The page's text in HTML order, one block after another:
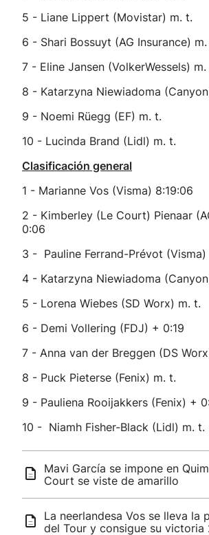
5 - Liane Lippert (Movistar) m. t.
6 - Shari Bossuyt (AG Insurance)
7 - Eline Jansen (VolkerWessels) m.
8 - Katarzyna Niewiadoma
9 - Noemi Rüegg (EF) m. t.
10 - Lucinda Brand (Lidl) m. t.
Clasificación general
1 - Marianne Vos (Visma) 8:19:06
2 - Kimberley (Le Court) Pienaar
0:06
3 - Pauline Ferrand-Prévot (Visma)
4 - Katarzyna Niewiadoma
5 - Lorena Wiebes (SD Worx) m. t.
6 - Demi Vollering (FDJ) + 0:19
7 - Anna van der Breggen (DS
8 - Puck Pieterse (Fenix) m. t.
9 - Pauliena Rooijakkers (Fenix) +
10 - Niamh Fisher-Black (Lidl) m. t.
Mavi García se impone en
Court se viste de amarillo
La neerlandesa Vos se lleva la
del Tour y consigue su victoria